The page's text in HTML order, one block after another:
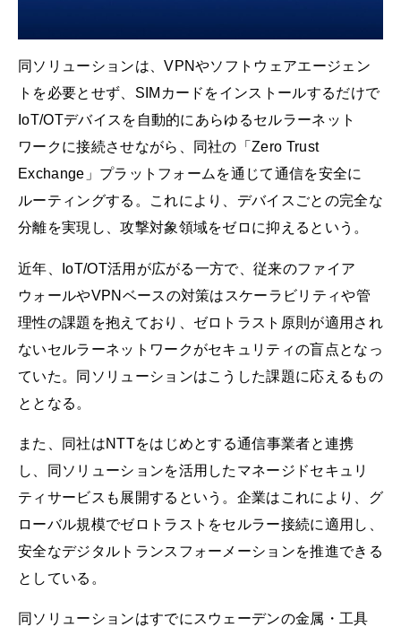
同ソリューションは、VPNやソフトウェアエージェン
トを必要とせず、SIMカードをインストールするだけで
IoT/OTデバイスを自動的にあらゆるセルラーネット
ワークに接続させながら、同社の「Zero Trust
Exchange」プラットフォームを通じて通信を安全に
ルーティングする。これにより、デバイスごとの完全な
分離を実現し、攻撃対象領域をゼロに抑えるという。
近年、IoT/OT活用が広がる一方で、従来のファイア
ウォールやVPNベースの対策はスケーラビリティや管
理性の課題を抱えており、ゼロトラスト原則が適用され
ないセルラーネットワークがセキュリティの盲点となっ
ていた。同ソリューションはこうした課題に応えるもの
ととなる。
また、同社はNTTをはじめとする通信事業者と連携
し、同ソリューションを活用したマネージドセキュリ
ティサービスも展開するという。企業はこれにより、グ
ローバル規模でゼロトラストをセルラー接続に適用し、
安全なデジタルトランスフォーメーションを推進できる
としている。
同ソリューションはすでにスウェーデンの金属・工具